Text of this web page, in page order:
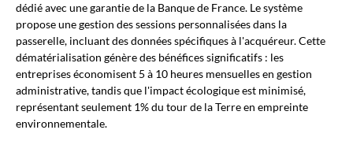
dédié avec une garantie de la Banque de France. Le système
propose une gestion des sessions personnalisées dans la
passerelle, incluant des données spécifiques à l'acquéreur. Cette
dématérialisation génère des bénéfices significatifs : les
entreprises économisent 5 à 10 heures mensuelles en gestion
administrative, tandis que l'impact écologique est minimisé,
représentant seulement 1% du tour de la Terre en empreinte
environnementale.